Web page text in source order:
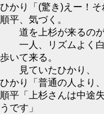
ひかり「(驚き)えー！そ
順平、気づく。
道を上杉が来るのが
一人、リズムよく白
歩いて来る。
見ていたひかり、
ひかり「普通の人より
順平「上杉さんは中途
うです」